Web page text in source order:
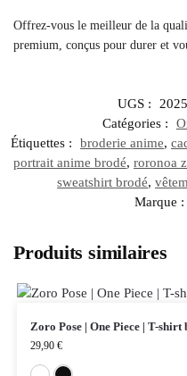
Offrez-vous le meilleur de la
premium, conçus pour durer et
UGS :
Catégories :
Étiquettes :
broderie anime,
portrait anime brodé, roronoa
sweatshirt brodé,
Marque :
Produits similaires
Zoro Pose | One Piece | T-shirt
29,90 €